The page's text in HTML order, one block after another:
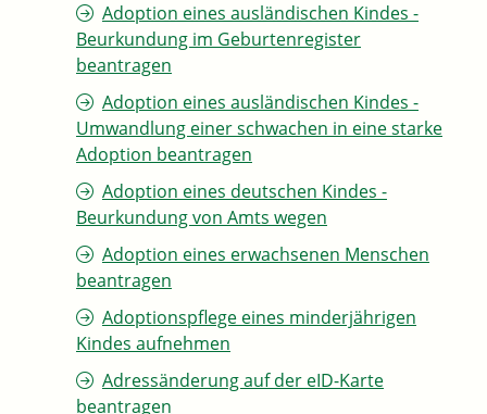
Adoption eines ausländischen Kindes -
Beurkundung im Geburtenregister
beantragen
Adoption eines ausländischen Kindes -
Umwandlung einer schwachen in eine starke
Adoption beantragen
Adoption eines deutschen Kindes -
Beurkundung von Amts wegen
Adoption eines erwachsenen Menschen
beantragen
Adoptionspflege eines minderjährigen
Kindes aufnehmen
Adressänderung auf der eID-Karte
beantragen